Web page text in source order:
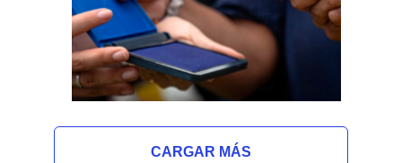
CARGAR MÁS